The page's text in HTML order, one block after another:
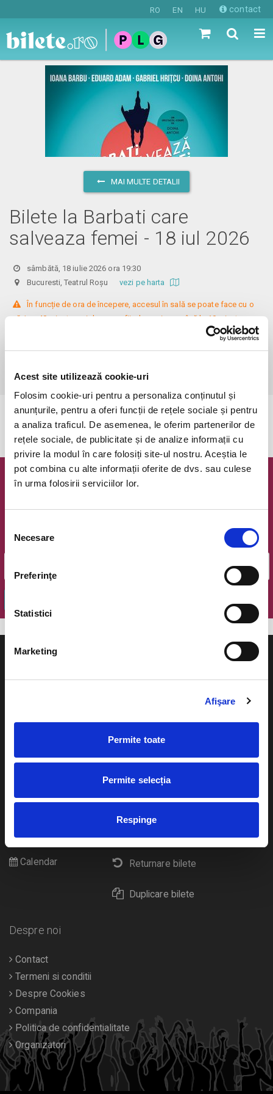
Acest site utilizează cookie-uri
Folosim cookie-uri pentru a personaliza conținutul și
anunțurile, pentru a oferi funcții de rețele sociale și pentru
a analiza traficul. De asemenea, le oferim partenerilor de
rețele sociale, de publicitate și de analize informații cu
privire la modul în care folosiți site-ul nostru. Aceștia le
pot combina cu alte informații oferite de dvs. sau culese
în urma folosirii serviciilor lor.
consimțământului
Necesare
Preferinţe
Statistici
Marketing
Afişare
Permite toate
Permite selecția
Respinge
RO EN HU contact
MAI MULTE DETALII
Bilete la Barbati care
salveaza femei - 18 iul 2026
sâmbătă, 18 iulie 2026 ora 19:30
Bucuresti, Teatrul Roșu vezi pe harta
În funcție de ora de începere, accesul în sală se poate face cu o
oră / cu 40 minute mai devreme, fiind permis cu până la 10 minute
înainte de spectacol. Așezarea se realizează la mese de 2 (nr. limitat), 3
Informații suplimentare, la nr. de telefon 0773 825 249.
Evenimentul a expirat.
Newsletter @ Bilete.ro
Email
Cum comand bilete?
eBilet printat acasa
Returnare bilete
Duplicare bilete
Pentru copii
Diverse
Calendar
Despre noi
Contact
Termeni si conditii
Despre Cookies
Compania
Politica de confidentialitate
Organizatori